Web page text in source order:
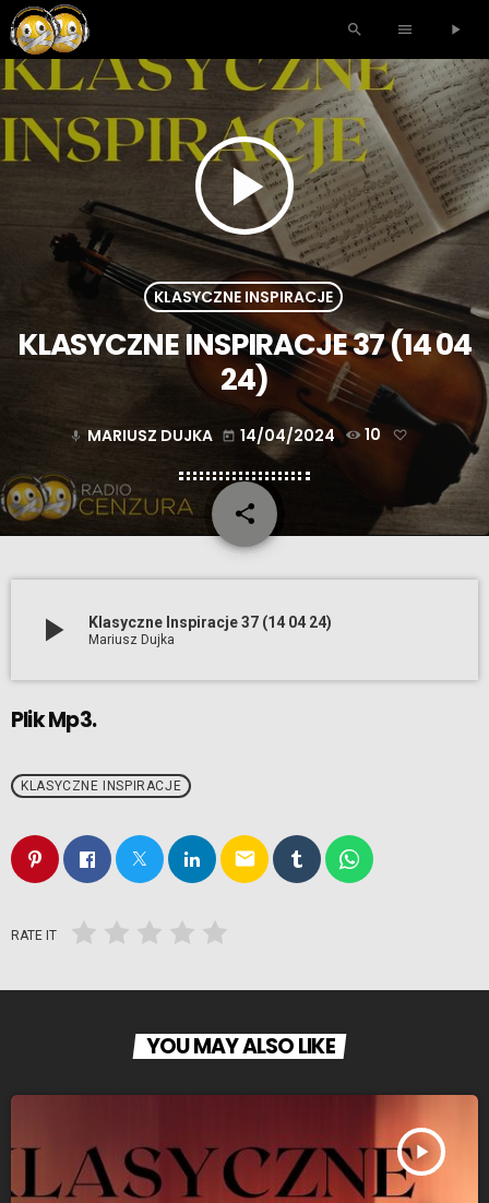
search menu play_arrow
play_arrow
KLASYCZNE INSPIRACJE
KLASYCZNE INSPIRACJE 37 (14 04
24)
mic MARIUSZ DUJKA today 14/04/2024 10
share
email
play_arrow Klasyczne Inspiracje 37 (14 04 24)
Mariusz Dujka
Plik Mp3.
KLASYCZNE INSPIRACJE
email
RATE IT
YOU MAY ALSO LIKE
play_arrow